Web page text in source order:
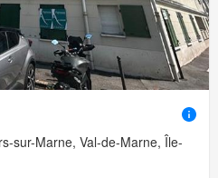
sur-Marne, Val-de-Marne, Île-